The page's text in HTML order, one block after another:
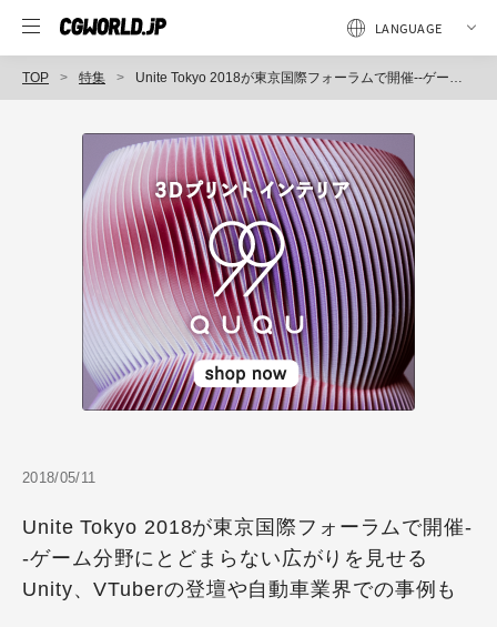
TOP 特集 Unite Tokyo 2018が東京国際フォーラムで開催--ゲーム分野にとどまらない広がりを見せるUnity、VTuberの登壇や自動車業界での事例も
2018/05/11
Unite Tokyo 2018が東京国際フォーラムで開催-
-ゲーム分野にとどまらない広がりを見せる
Unity、VTuberの登壇や自動車業界での事例も